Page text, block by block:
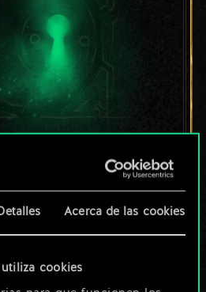
Acerca de las cookies
cookies
solo es
de
llegar a